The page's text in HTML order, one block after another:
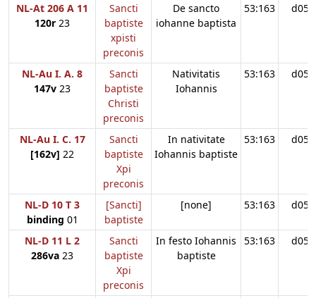
NL-At 206 A 11
120r 23
Sancti
baptiste
xpisti
preconis
De sancto
iohanne baptista
53:163 d05
NL-Au I. A. 8
147v 23
Sancti
baptiste
Christi
preconis
Nativitatis
Iohannis
53:163 d05
NL-Au I. C. 17
[162v] 22
Sancti
baptiste
Xpi
preconis
In nativitate
Iohannis baptiste
53:163 d05
NL-D 10 T 3
binding 01
[Sancti]
baptiste
[none] 53:163 d05
NL-D 11 L 2
286va 23
Sancti
baptiste
Xpi
preconis
In festo Iohannis
baptiste
53:163 d05